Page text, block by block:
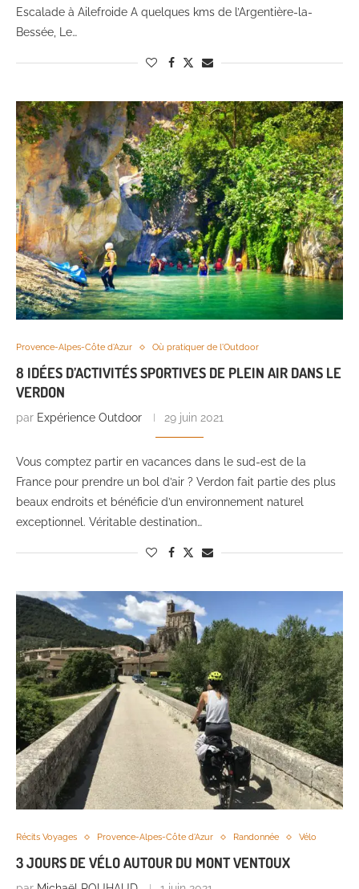
Escalade à Ailefroide A quelques kms de l’Argentière-la-
Bessée, Le…
Provence-Alpes-Côte d'Azur Où pratiquer de l'Outdoor
8 IDÉES D’ACTIVITÉS SPORTIVES DE PLEIN AIR DANS LE
VERDON
par Expérience Outdoor 29 juin 2021
Vous comptez partir en vacances dans le sud-est de la
France pour prendre un bol d’air ? Verdon fait partie des plus
beaux endroits et bénéficie d’un environnement naturel
exceptionnel. Véritable destination…
Récits Voyages Provence-Alpes-Côte d'Azur Randonnée Vélo
3 JOURS DE VÉLO AUTOUR DU MONT VENTOUX